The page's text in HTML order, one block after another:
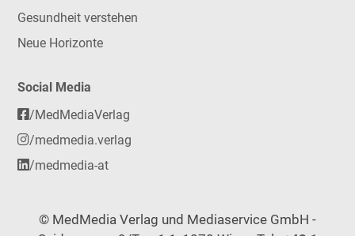
Gesundheit verstehen
Neue Horizonte
Social Media
/MedMediaVerlag
/medmedia.verlag
/medmedia-at
© MedMedia Verlag und Mediaservice GmbH -